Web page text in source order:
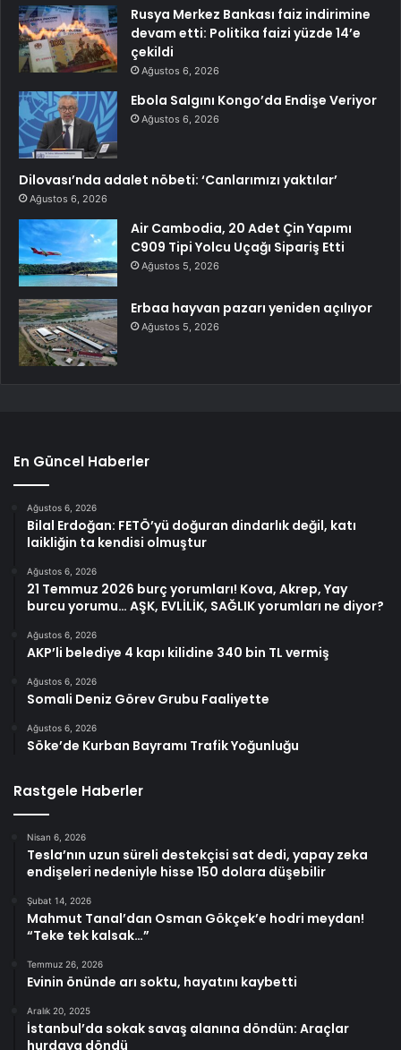
Rusya Merkez Bankası faiz indirimine
devam etti: Politika faizi yüzde 14’e
çekildi
Ağustos 6, 2026
Ebola Salgını Kongo’da Endişe Veriyor
Ağustos 6, 2026
Dilovası’nda adalet nöbeti: ‘Canlarımızı yaktılar’
Ağustos 6, 2026
Air Cambodia, 20 Adet Çin Yapımı
C909 Tipi Yolcu Uçağı Sipariş Etti
Ağustos 5, 2026
Erbaa hayvan pazarı yeniden açılıyor
Ağustos 5, 2026
En Güncel Haberler
Ağustos 6, 2026
Bilal Erdoğan: FETÖ’yü doğuran dindarlık değil, katı
laikliğin ta kendisi olmuştur
Ağustos 6, 2026
21 Temmuz 2026 burç yorumları! Kova, Akrep, Yay
burcu yorumu… AŞK, EVLİLİK, SAĞLIK yorumları ne diyor?
Ağustos 6, 2026
AKP’li belediye 4 kapı kilidine 340 bin TL vermiş
Ağustos 6, 2026
Somali Deniz Görev Grubu Faaliyette
Ağustos 6, 2026
Söke’de Kurban Bayramı Trafik Yoğunluğu
Rastgele Haberler
Nisan 6, 2026
Tesla’nın uzun süreli destekçisi sat dedi, yapay zeka
endişeleri nedeniyle hisse 150 dolara düşebilir
Şubat 14, 2026
Mahmut Tanal’dan Osman Gökçek’e hodri meydan!
“Teke tek kalsak…”
Temmuz 26, 2026
Evinin önünde arı soktu, hayatını kaybetti
Aralık 20, 2025
İstanbul’da sokak savaş alanına döndün: Araçlar
hurdaya döndü